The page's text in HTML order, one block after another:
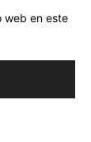
web en este